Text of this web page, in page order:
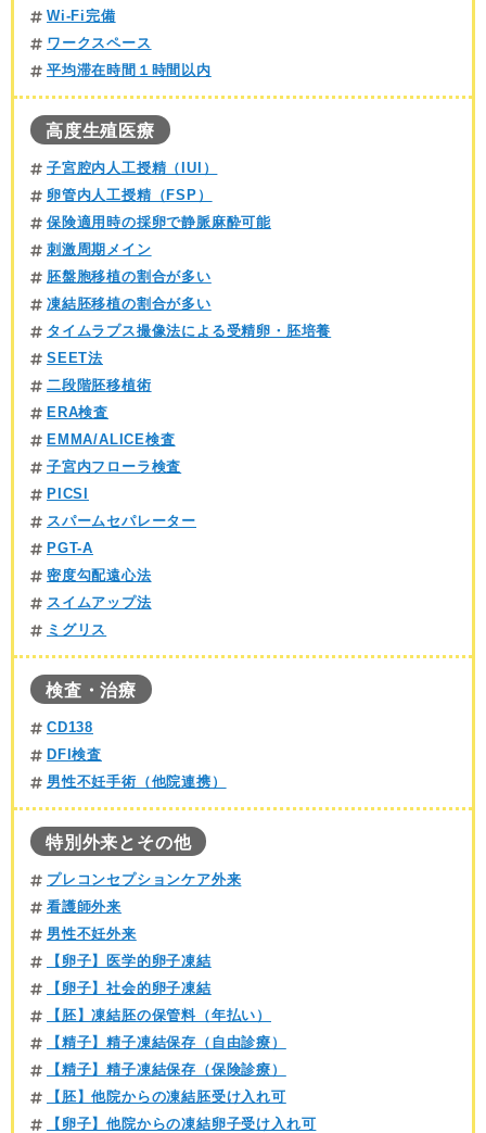
Wi-Fi完備
ワークスペース
平均滞在時間１時間以内
高度生殖医療
子宮腔内人工授精（IUI）
卵管内人工授精（FSP）
保険適用時の採卵で静脈麻酔可能
刺激周期メイン
胚盤胞移植の割合が多い
凍結胚移植の割合が多い
タイムラプス撮像法による受精卵・胚培養
SEET法
二段階胚移植術
ERA検査
EMMA/ALICE検査
子宮内フローラ検査
PICSI
スパームセパレーター
PGT-A
密度勾配遠心法
スイムアップ法
ミグリス
検査・治療
CD138
DFI検査
男性不妊手術（他院連携）
特別外来とその他
プレコンセプションケア外来
看護師外来
男性不妊外来
【卵子】医学的卵子凍結
【卵子】社会的卵子凍結
【胚】凍結胚の保管料（年払い）
【精子】精子凍結保存（自由診療）
【精子】精子凍結保存（保険診療）
【胚】他院からの凍結胚受け入れ可
【卵子】他院からの凍結卵子受け入れ可